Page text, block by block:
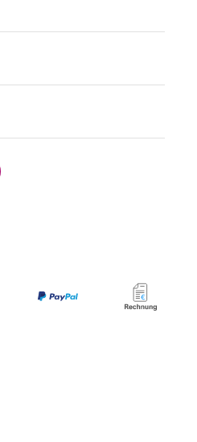
- DIY-Set
Machen - DIY-Set